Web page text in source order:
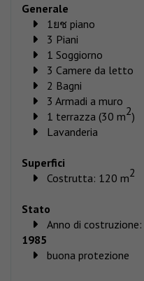
Generale
1ยช piano
3 Piani
1 Soggiorno
3 Camere da letto
2 Bagni
3 Armadi a muro
1 terrazza (30 m2)
Lavanderia
Superfici
Costrutta: 120 m2
Stato
Anno di costruzione:
1985
buona protezione